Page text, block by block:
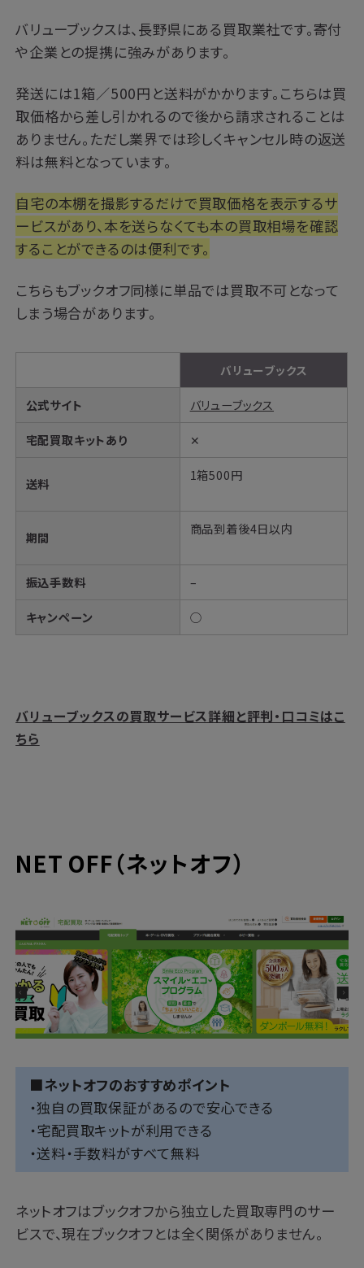
バリューブックスは、長野県にある買取業社です。寄付
や企業との提携に強みがあります。
発送には1箱／500円と送料がかかります。こちらは買
取価格から差し引かれるので後から請求されることは
ありません。ただし業界では珍しくキャンセル時の返送
料は無料となっています。
自宅の本棚を撮影するだけで買取価格を表示するサ
ービスがあり、本を送らなくても本の買取相場を確認
することができるのは便利です。
こちらもブックオフ同様に単品では買取不可となって
しまう場合があります。
バリューブックス
公式サイト バリューブックス
宅配買取キットあり ✕
送料
1箱500円
期間
商品到着後4日以内
振込手数料 –
キャンペーン ○
バリューブックスの買取サービス詳細と評判・口コミはこ
ちら
NET OFF（ネットオフ）
■ネットオフのおすすめポイント
・独自の買取保証があるので安心できる
・宅配買取キットが利用できる
・送料・手数料がすべて無料
ネットオフはブックオフから独立した買取専門のサー
ビスで、現在ブックオフとは全く関係がありません。